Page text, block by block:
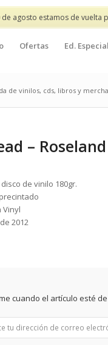
agosto estamos de vuelta
Ofertas Ed.
de vinilos, cds, libros y
–
de vinilo 180gr.
Vinyl
2012
cuando el artículo esté